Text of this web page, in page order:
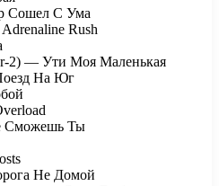
Сошел С Ума
Rush
2) — Ути Моя Маленькая
На Юг
Сможешь Ты
Не Домой